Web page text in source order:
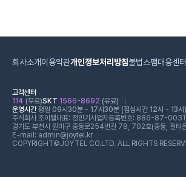
회사소개이용약관개인정보처리방침불법스팸대응센터
고객센터
114 (무료)SKT 1566-8692 (유료)
운영시간평일 09시30분 - 17시30분 (점심시간 12시 - 13시)
주식회사 조이텔대표: 정민기 사업자등록번호: 886-87-
경기도 부천시 원미구 중동로254번길 78, 702호(중동, 필타
E-mail: admin@joytel.kr
COPYRIGHT©JOYTEL CO.LTD. ALL RIGHTS